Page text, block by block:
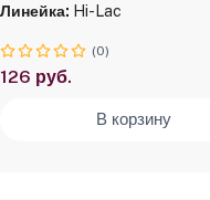
Линейка: Hi-Lac
(0)
126 руб.
В корзину